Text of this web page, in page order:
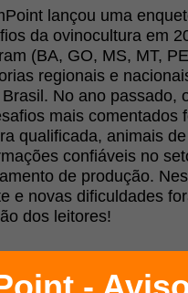
lançou uma
da ovinocultura em
(BA, GO, MS, MT,
regionais e
No ano passado,
mais comentados
qualificada, animais
confiáveis no
de produção.
e novas dificuldades
dos leitores!